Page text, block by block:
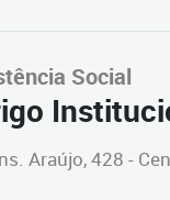
Social
Araújo, 428 -